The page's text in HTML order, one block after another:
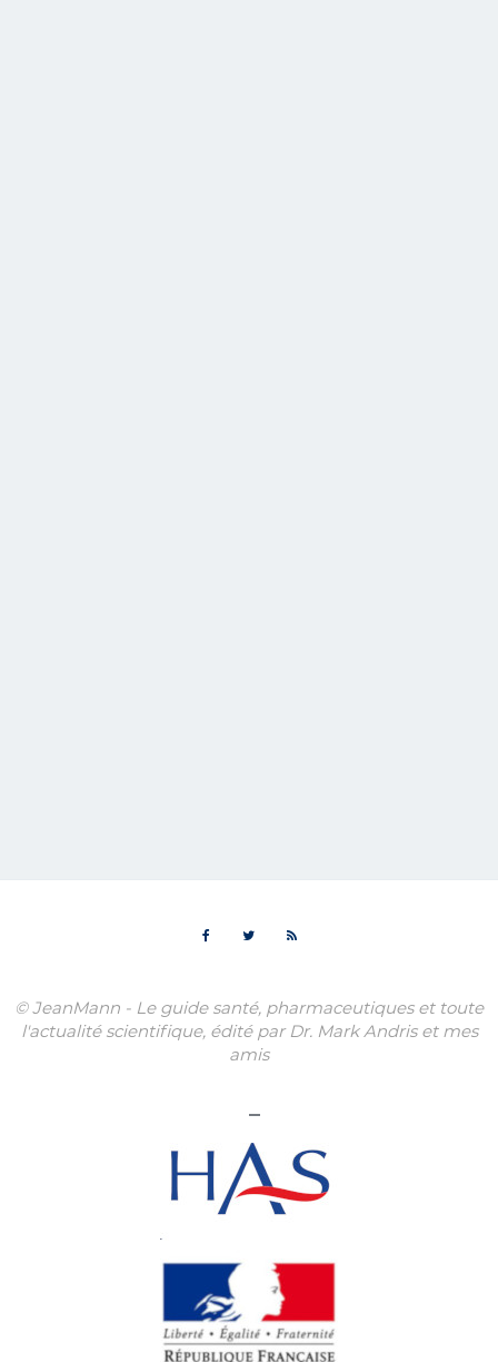
© JeanMann - Le guide santé, pharmaceutiques et toute
l'actualité scientifique, édité par Dr. Mark Andris et mes
amis